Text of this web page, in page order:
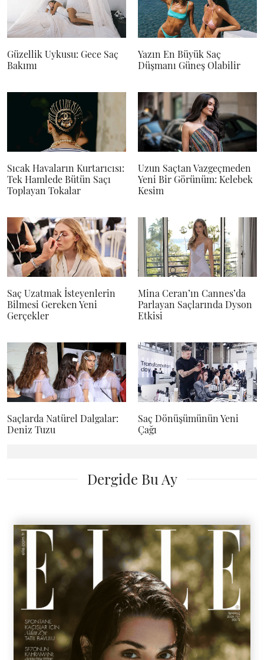
Güzellik Uykusu: Gece Saç
Bakımı
Yazın En Büyük Saç
Düşmanı Güneş Olabilir
Sıcak Havaların Kurtarıcısı:
Tek Hamlede Bütün Saçı
Toplayan Tokalar
Uzun Saçtan Vazgeçmeden
Yeni Bir Görünüm: Kelebek
Kesim
Saç Uzatmak İsteyenlerin
Bilmesi Gereken Yeni
Gerçekler
Mina Ceran’ın Cannes’da
Parlayan Saçlarında Dyson
Etkisi
Saçlarda Natürel Dalgalar:
Deniz Tuzu
Saç Dönüşümünün Yeni
Çağı
Dergide Bu Ay